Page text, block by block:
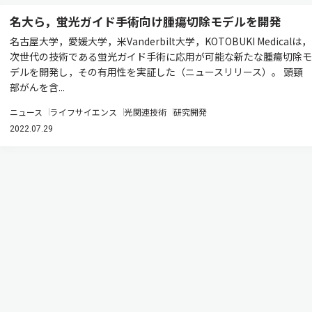
名大ら，蛍光ガイド手術向け腫瘍切除モデルを開発
名古屋大学，愛媛大学，米Vanderbilt大学，KOTOBUKI Medicalは，
次世代の技術である蛍光ガイド手術に応用が可能な新たな腫瘍切除モ
デルを開発し，その有用性を実証した（ニュースリリース）。 頭頸
部がんを含...
ニュース ライフサイエンス 光関連技術 研究開発
2022.07.29